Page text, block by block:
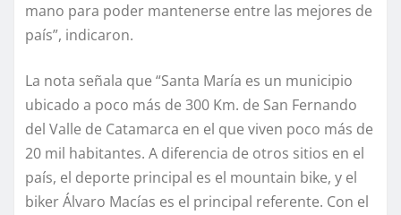
mano para poder mantenerse entre las mejores de
país”, indicaron.
La nota señala que “Santa María es un municipio
ubicado a poco más de 300 Km. de San Fernando
del Valle de Catamarca en el que viven poco más de
20 mil habitantes. A diferencia de otros sitios en el
país, el deporte principal es el mountain bike, y el
biker Álvaro Macías es el principal referente. Con el